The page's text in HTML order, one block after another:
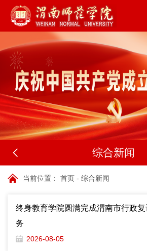
综合新闻
当前位置： 首页 - 综合新闻
终身教育学院圆满完成渭南市行政
务
2026-08-05